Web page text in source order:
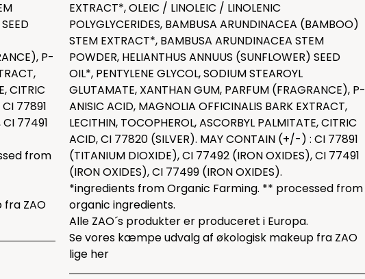
P-
CITRIC
77891
77491
from
ZAO
EXTRACT*, OLEIC / LINOLEIC / LINOLENIC
POLYGLYCERIDES, BAMBUSA ARUNDINACEA (BAMBOO)
STEM EXTRACT*, BAMBUSA ARUNDINACEA STEM
POWDER, HELIANTHUS ANNUUS (SUNFLOWER) SEED
OIL*, PENTYLENE GLYCOL, SODIUM STEAROYL
GLUTAMATE, XANTHAN GUM, PARFUM (FRAGRANCE), P-
ANISIC ACID, MAGNOLIA OFFICINALIS BARK EXTRACT,
LECITHIN, TOCOPHEROL, ASCORBYL PALMITATE, CITRIC
ACID, CI 77820 (SILVER). MAY CONTAIN (+/-) : CI 77891
(TITANIUM DIOXIDE), CI 77492 (IRON OXIDES), CI 77491
(IRON OXIDES), CI 77499 (IRON OXIDES).
*ingredients from Organic Farming. ** processed from
organic ingredients.
Alle ZAO´s produkter er produceret i Europa.
Se vores kæmpe udvalg af økologisk makeup fra ZAO
lige her